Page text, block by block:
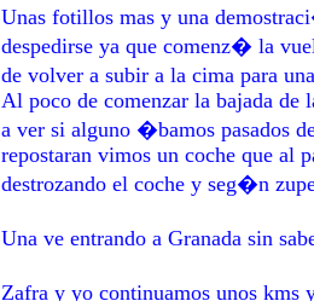
Unas fotillos mas y una
despedirse ya que comenz� la
de volver a subir a la cima para
Al poco de comenzar la bajada de
a ver si alguno �bamos pasados
repostaran vimos un coche que al
destrozando el coche y seg�n
Una ve entrando a Granada sin
Zafra y yo continuamos unos kms